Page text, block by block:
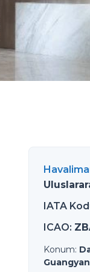
IATA
ICAO:
Konum: